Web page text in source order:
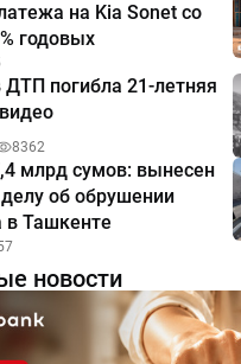
на Kia Sonet со
годовых
погибла 21-летняя
8362
млрд сумов: вынесен
об обрушении
в Ташкенте
новости